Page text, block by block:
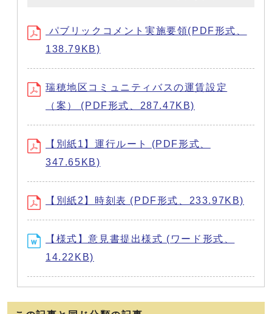
パブリックコメント実施要領(PDF形式、
138.79KB)
瑞穂地区コミュニティバスの運賃設定
（案） (PDF形式、287.47KB)
【別紙1】運行ルート (PDF形式、
347.65KB)
【別紙2】時刻表 (PDF形式、233.97KB)
【様式】意見書提出様式 (ワード形式、
14.22KB)